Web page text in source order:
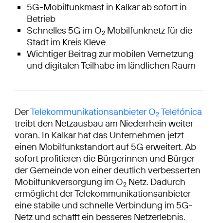
5G-Mobilfunkmast in Kalkar ab sofort in
Betrieb
Schnelles 5G im O2 Mobilfunknetz für die
Stadt im Kreis Kleve
Wichtiger Beitrag zur mobilen Vernetzung
und digitalen Teilhabe im ländlichen Raum
DerTelekommunikationsanbieter O2Telefónica
treibt den Netzausbau am Niederrhein weiter
voran. In Kalkar hat das Unternehmen jetzt
einen Mobilfunkstandort auf 5G erweitert. Ab
sofort profitieren die Bürgerinnen und Bürger
der Gemeinde von einer deutlich verbesserten
Mobilfunkversorgung im O2 Netz. Dadurch
ermöglicht der Telekommunikationsanbieter
eine stabile und schnelle Verbindung im 5G-
Netz und schafft ein besseres Netzerlebnis.